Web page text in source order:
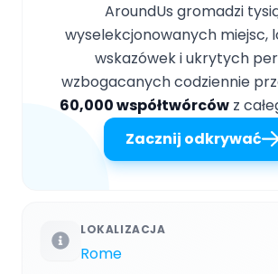
AroundUs gromadzi
wyselekcjonowanych miejsc,
wskazówek i ukrytych
wzbogacanych codziennie
60,000 współtwórców z
Zacznij odkrywać
LOKALIZACJA
Rome